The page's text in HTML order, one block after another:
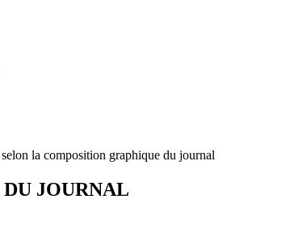
la composition graphique du journal
JOURNAL